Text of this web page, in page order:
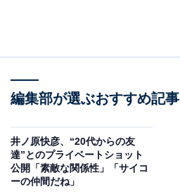
編集部が選ぶおすすめ記事
井ノ原快彦、“20代からの友
達”とのプライベートショット
公開「素敵な関係性」「サイコ
ーの仲間だね」